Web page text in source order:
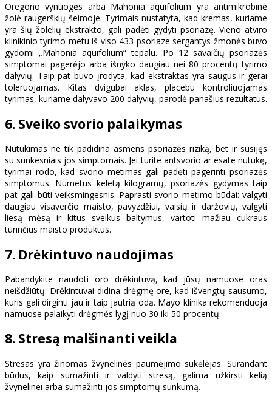
Oregono vynuogės arba Mahonia aquifolium yra antimikrobinė
žolė raugerškių šeimoje. Tyrimais nustatyta, kad kremas, kuriame
yra šių žolelių ekstrakto, gali padėti gydyti psoriazę. Vieno atviro
klinikinio tyrimo metu iš viso 433 psoriaze sergantys žmonės buvo
gydomi „Mahonia aquifolium“ tepalu. Po 12 savaičių psoriazės
simptomai pagerėjo arba išnyko daugiau nei 80 procentų tyrimo
dalyvių. Taip pat buvo įrodyta, kad ekstraktas yra saugus ir gerai
toleruojamas. Kitas dvigubai aklas, placebu kontroliuojamas
tyrimas, kuriame dalyvavo 200 dalyvių, parodė panašius rezultatus.
6. Sveiko svorio palaikymas
Nutukimas ne tik padidina asmens psoriazės riziką, bet ir susijęs
su sunkesniais jos simptomais. Jei turite antsvorio ar esate nutukę,
tyrimai rodo, kad svorio metimas gali padėti pagerinti psoriazės
simptomus. Numetus keletą kilogramų, psoriazės gydymas taip
pat gali būti veiksmingesnis. Paprasti svorio metimo būdai: valgyti
daugiau visaverčio maisto, pavyzdžiui, vaisių ir daržovių, valgyti
liesą mėsą ir kitus sveikus baltymus, vartoti mažiau cukraus
turinčius maisto produktus.
7. Drėkintuvo naudojimas
Pabandykite naudoti oro drėkintuvą, kad jūsų namuose oras
neišdžiūtų. Drėkintuvai didina drėgmę ore, kad išvengtų sausumo,
kuris gali dirginti jau ir taip jautrią odą. Mayo klinika rekomenduoja
namuose palaikyti drėgmės lygį nuo 30 iki 50 procentų.
8. Stresą malšinanti veikla
Stresas yra žinomas žvynelinės paūmėjimo sukėlėjas. Surandant
būdus, kaip sumažinti ir valdyti stresą, galima užkirsti kelią
žvynelinei arba sumažinti jos simptomų sunkumą.